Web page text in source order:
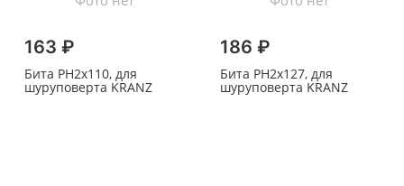
163 ₽
Бита PH2х110, для
шуруповерта KRANZ
186 ₽
Бита PH2х127, для
шуруповерта KRANZ